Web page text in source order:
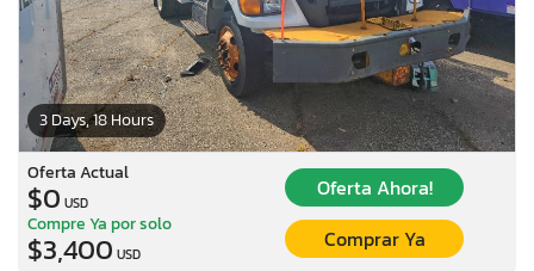
3 Days, 18 Hours
Oferta Actual
$0 USD
Oferta Ahora!
Compre Ya por solo
$3,400 USD
Comprar Ya